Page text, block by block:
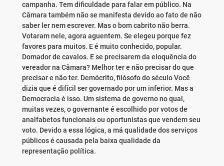
campanha. Tem dificuldade para falar em público. Na
Câmara também não se manifesta devido ao fato de não
saber ler nem escrever. Mas o bom cabrito não berra.
Votaram nele, agora aguentem. Se elegeu porque fez
favores para muitos. E é muito conhecido, popular.
Domador de cavalos. E se precisarem da eloquência do
vereador na Câmara? Melhor ter e não precisar do que
precisar e não ter. Demócrito, filósofo do século Você
dizia que é difícil ser governado por um inferior. Mas a
Democracia é isso. Um sistema de governo no qual,
muitas vezes, o governante é escolhido por votos de
analfabetos funcionais ou oportunistas que vendem seu
voto. Devido a essa lógica, a má qualidade dos serviços
públicos é causada pela baixa qualidade da
representação política.